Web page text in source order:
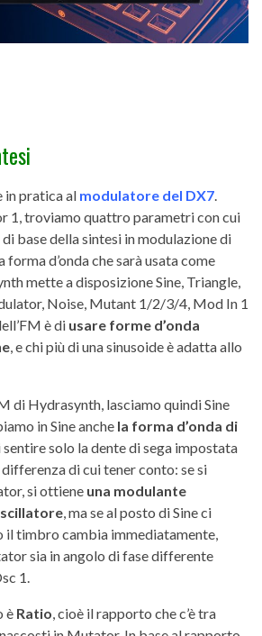
pratica al modulatore del DX7
1, troviamo quattro parametri con cui
base della sintesi in modulazione di
forma d’onda che sarà usata come
mette a disposizione Sine, Triangle,
Noise, Mutant 1/2/3/4, Mod In 1
è di usare forme d’onda
, e chi più di una sinusoide è adatta allo
di Hydrasynth, lasciamo quindi Sine
in Sine anche la forma d’onda di
sentire solo la dente di sega impostata
differenza di cui tener conto: se si
si ottiene una modulante
, ma se al posto di Sine ci
il timbro cambia immediatamente,
sia in angolo di fase differente
1.
è Ratio , cioè il rapporto che c’è tra